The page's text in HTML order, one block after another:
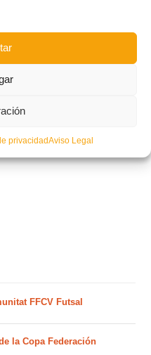
privacidadAviso Legal
FFCV Futsal
la Copa Federación